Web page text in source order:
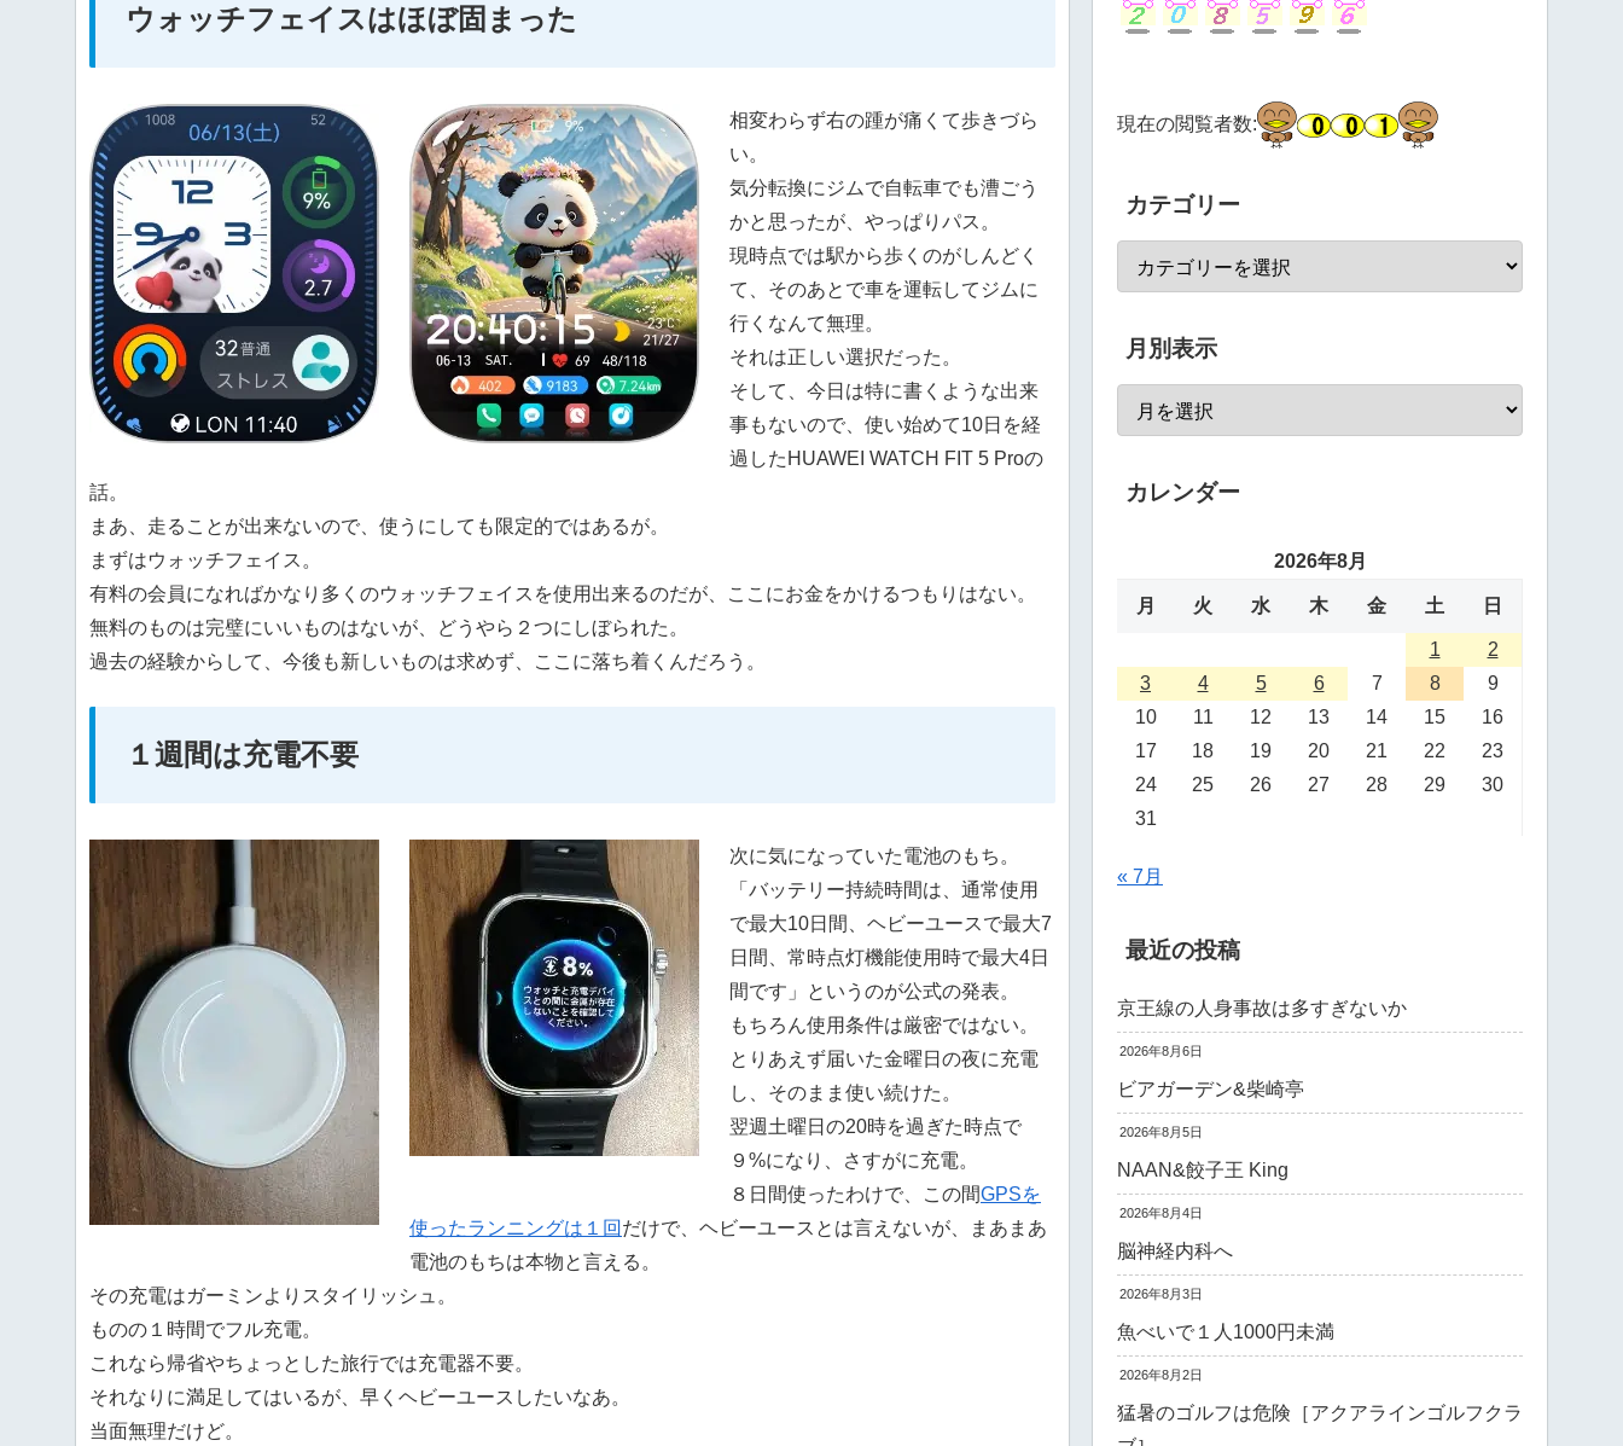
ウォッチフェイスはほぼ固まった
相変わらず右の踵が痛くて歩きづら
い。
気分転換にジムで自転車でも漕ごう
かと思ったが、やっぱりパス。
現時点では駅から歩くのがしんどく
て、そのあとで車を運転してジムに
行くなんて無理。
それは正しい選択だった。
そして、今日は特に書くような出来
事もないので、使い始めて10日を経
過したHUAWEI WATCH FIT 5 Proの
話。
まあ、走ることが出来ないので、使うにしても限定的ではあるが。
まずはウォッチフェイス。
有料の会員になればかなり多くのウォッチフェイスを使用出来るのだが、ここにお金をかけるつもりはない。
無料のものは完璧にいいものはないが、どうやら２つにしぼられた。
過去の経験からして、今後も新しいものは求めず、ここに落ち着くんだろう。
１週間は充電不要
次に気になっていた電池のもち。
「バッテリー持続時間は、通常使用
で最大10日間、ヘビーユースで最大7
日間、常時点灯機能使用時で最大4日
間です」というのが公式の発表。
もちろん使用条件は厳密ではない。
とりあえず届いた金曜日の夜に充電
し、そのまま使い続けた。
翌週土曜日の20時を過ぎた時点で
９%になり、さすがに充電。
８日間使ったわけで、この間GPSを
使ったランニングは１回 だけで、ヘビーユースとは言えないが、まあまあ
電池のもちは本物と言える。
その充電はガーミンよりスタイリッシュ。
ものの１時間でフル充電。
これなら帰省やちょっとした旅行では充電器不要。
それなりに満足してはいるが、早くヘビーユースしたいなあ。
当面無理だけど。
現在の閲覧者数:
カテゴリー
月別表示
カレンダー
2026年8月
月 火 水 木 金 土 日
1
2
3
4 5 6 7 8
9
10
11 12 13 14 15
16
17
18 19 20 21 22
23
24
25 26 27 28 29
30
31
« 7月
最近の投稿
京王線の人身事故は多すぎないか
2026年8月6日
ビアガーデン&柴崎亭
2026年8月5日
NAAN&餃子王 King
2026年8月4日
脳神経内科へ
2026年8月3日
魚べいで１人1000円未満
2026年8月2日
猛暑のゴルフは危険［アクアラインゴルフクラ